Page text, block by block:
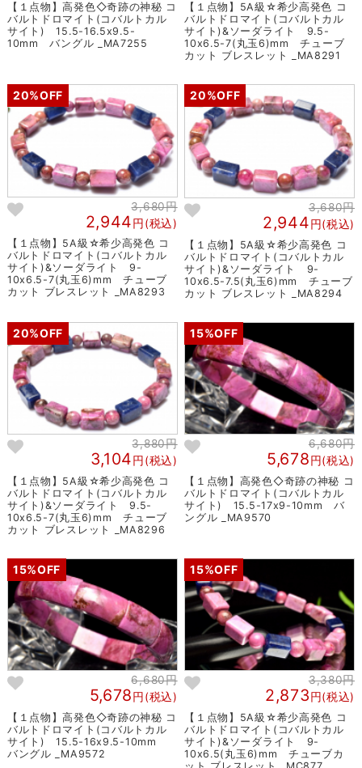
【１点物】高発色◇奇跡の神秘 コ
バルトドロマイト(コバルトカル
サイト) 15.5-16.5x9.5-
10mm バングル _MA7255
【１点物】5A級☆希少高発色 コ
バルトドロマイト(コバルトカル
サイト)&ソーダライト 9.5-
10x6.5-7(丸玉6)mm チューブ
カット ブレスレット _MA8291
20%OFF
3,680円
2,944円(税込)
【１点物】5A級☆希少高発色 コ
バルトドロマイト(コバルトカル
サイト)&ソーダライト 9-
10x6.5-7(丸玉6)mm チューブ
カット ブレスレット _MA8293
20%OFF
3,680円
2,944円(税込)
【１点物】5A級☆希少高発色 コ
バルトドロマイト(コバルトカル
サイト)&ソーダライト 9-
10x6.5-7.5(丸玉6)mm チューブ
カット ブレスレット _MA8294
20%OFF
3,880円
3,104円(税込)
【１点物】5A級☆希少高発色 コ
バルトドロマイト(コバルトカル
サイト)&ソーダライト 9.5-
10x6.5-7(丸玉6)mm チューブ
カット ブレスレット _MA8296
15%OFF
6,680円
5,678円(税込)
【１点物】高発色◇奇跡の神秘 コ
バルトドロマイト(コバルトカル
サイト) 15.5-17x9-10mm バ
ングル _MA9570
15%OFF
6,680円
5,678円(税込)
【１点物】高発色◇奇跡の神秘 コ
バルトドロマイト(コバルトカル
サイト) 15.5-16x9.5-10mm
バングル _MA9572
15%OFF
3,380円
2,873円(税込)
【１点物】5A級☆希少高発色 コ
バルトドロマイト(コバルトカル
サイト)&ソーダライト 9-
10x6.5(丸玉6)mm チューブカ